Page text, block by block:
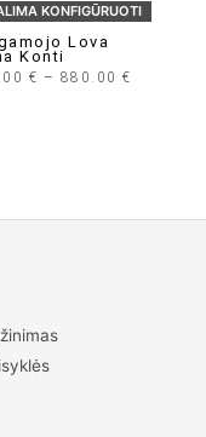
KONFIGŪRUOTI
Lova
Konti
€ – 880.00€